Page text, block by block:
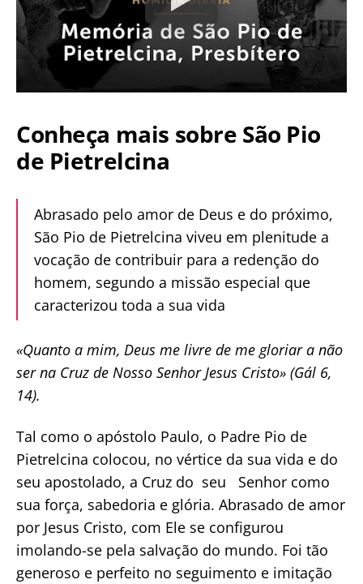
Conheça mais sobre São Pio
de Pietrelcina
Abrasado pelo amor de Deus e do próximo,
São Pio de Pietrelcina viveu em plenitude a
vocação de contribuir para a redenção do
homem, segundo a missão especial que
caracterizou toda a sua vida
«Quanto a mim, Deus me livre de me gloriar a não
ser na Cruz de Nosso Senhor Jesus Cristo» (Gál 6,
14).
Tal como o apóstolo Paulo, o Padre Pio de
Pietrelcina colocou, no vértice da sua vida e do
seu apostolado, a Cruz do seu Senhor como
sua força, sabedoria e glória. Abrasado de amor
por Jesus Cristo, com Ele se configurou
imolando-se pela salvação do mundo. Foi tão
generoso e perfeito no seguimento e imitação